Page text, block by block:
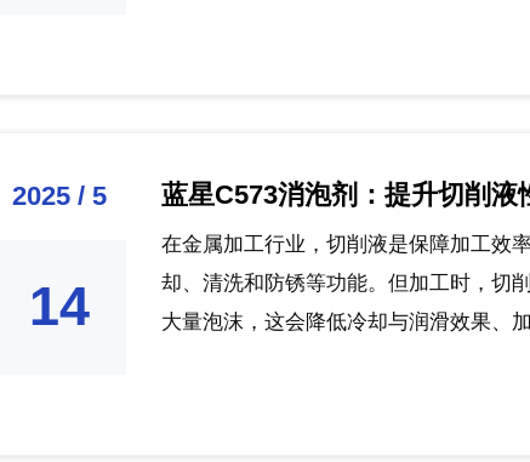
2025 / 5
14
蓝星C573消泡剂：提升切削液
在金属加工行业，切削液是保障加工效
却、清洗和防锈等功能。但加工时，切
大量泡沫，这会降低冷却与润滑效果、